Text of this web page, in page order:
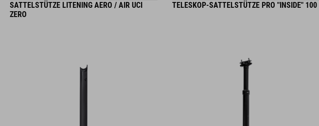
SATTELSTÜTZE LITENING AERO / AIR UCI
ZERO
TELESKOP-SATTELSTÜTZE PRO "INSIDE" 100